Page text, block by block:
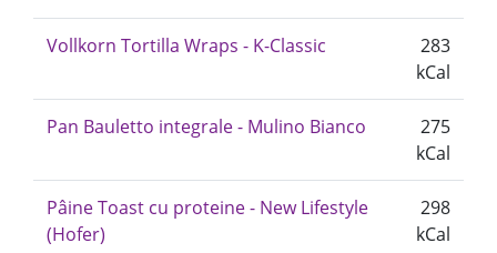
Vollkorn Tortilla Wraps - K-Classic
283
kCal
Pan Bauletto integrale - Mulino Bianco
275
kCal
Pâine Toast cu proteine - New Lifestyle
(Hofer)
298
kCal